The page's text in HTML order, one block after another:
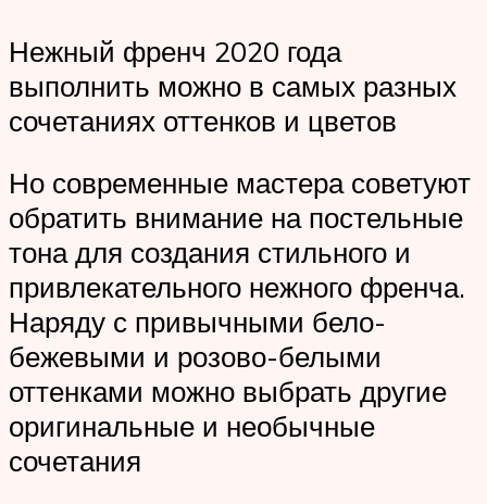
Нежный френч 2020 года
выполнить можно в самых разных
сочетаниях оттенков и цветов
Но современные мастера советуют
обратить внимание на постельные
тона для создания стильного и
привлекательного нежного френча.
Наряду с привычными бело-
бежевыми и розово-белыми
оттенками можно выбрать другие
оригинальные и необычные
сочетания